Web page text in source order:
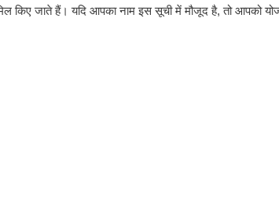
किए जाते हैं। यदि आपका नाम इस सूची में मौजूद है, तो आपको